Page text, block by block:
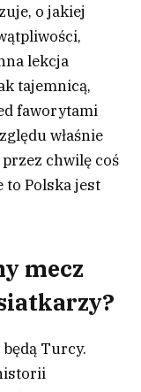
o jakiej
lekcja
tajemnicą,
faworytami
właśnie
chwilę coś
to Polska jest
mecz
Turcy.